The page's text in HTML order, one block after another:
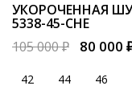
УКОРОЧЕННАЯ
5338-45-CHE
105 000 ₽
80 000
42 44 46